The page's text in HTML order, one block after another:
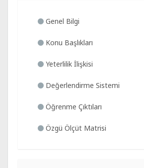
Genel Bilgi
Konu Başlıkları
Yeterlilik İlişkisi
Değerlendirme Sistemi
Öğrenme Çıktıları
Özgü Ölçüt Matrisi